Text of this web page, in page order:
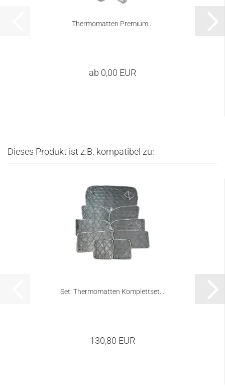
Thermomatten Premium...
ab 0,00 EUR
Dieses Produkt ist z.B. kompatibel zu:
Set: Thermomatten Komplettset...
130,80 EUR